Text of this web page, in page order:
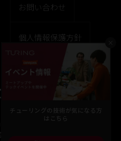
チューリングの技術が気になる方
はこちら
株式会社
田区平和島6丁目1ー1
お問い合わせ
個人情報保護方針